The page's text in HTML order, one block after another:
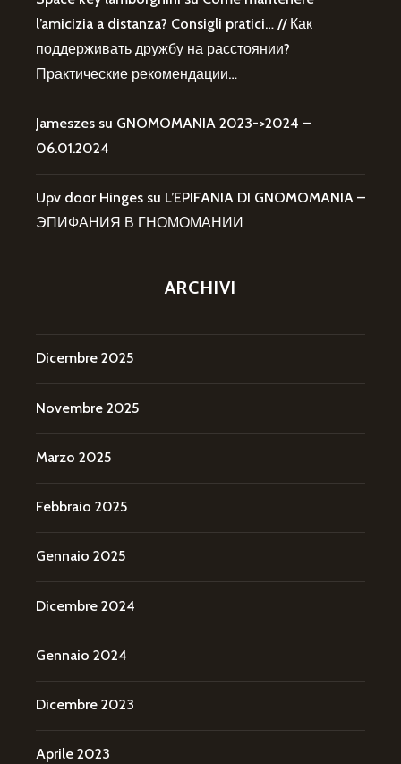
l’amicizia a distanza? Consigli pratici… // Как
поддерживать дружбу на расстоянии?
Практические рекомендации…
Jameszes su GNOMOMANIA 2023->2024 –
06.01.2024
Upv door Hinges su L’EPIFANIA DI GNOMOMANIA –
ЭПИФАНИЯ В ГНОМОМАНИИ
ARCHIVI
Dicembre 2025
Novembre 2025
Marzo 2025
Febbraio 2025
Gennaio 2025
Dicembre 2024
Gennaio 2024
Dicembre 2023
Aprile 2023